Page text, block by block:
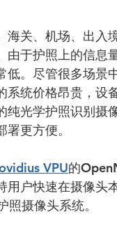
海关、机场、出入
由于护照上的信息
低。尽管很多场景
系统价格昂贵，设
纯光学护照识别摄
更方便。
VPU的
用户快速在摄像头
照摄像头系统。